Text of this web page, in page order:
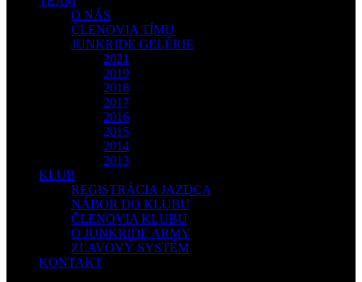
O NÁS
ČLENOVIA TÍMU
JUNKRIDE GELÉRIE
2021
2019
2018
2017
2016
2015
2014
2013
KLUB
REGISTRÁCIA JAZDCA
NÁBOR DO KLUBU
ČLENOVIA KLUBU
O JUNKRIDE ARMY
ZĽAVOVÝ SYSTÉM
KONTAKT